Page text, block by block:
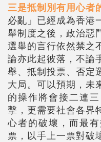
三是抵制別有用心者
必亂」已經成為香港
舉制度之後，政治惡
選舉的言行依然禁之
論亦此起彼落，不論
舉、抵制投票、否定
大局。可以預期，未
的操作將會接二連
擊，更需要社會各界
心者的破壞，而最
票，以手上一票對破